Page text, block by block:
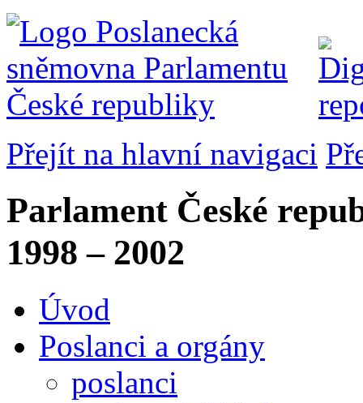
Přejít na hlavní navigaci
Parlament České
1998 – 2002
Úvod
Poslanci a orgány
poslanci